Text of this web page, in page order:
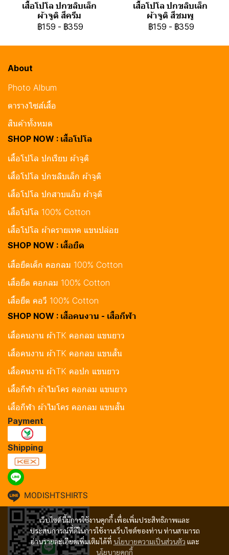
เสื้อโปโล ปกขลิบเล็ก
ผ้าจูติ สีครีม
฿159 - ฿359
เสื้อโปโล ปกขลิบเล็ก
ผ้าจูติ สีชมพู
฿159 - ฿359
เว็บไซต์นี้มีการใช้งานคุกกี้ เพื่อเพิ่มประสิทธิภาพและ
ประสบการณ์ที่ดีในการใช้งานเว็บไซต์ของท่าน ท่านสามารถ
อ่านรายละเอียดเพิ่มเติมได้ที่ นโยบายความเป็นส่วนตัว และ
นโยบายคุกกี้
About
Photo Album
ตารางไซส์เสื้อ
สินค้าทั้งหมด
SHOP NOW : เสื้อโปโล
เสื้อโปโล ปกเรียบ ผ้าจูติ
เสื้อโปโล ปกขลิบเล็ก ผ้าจูติ
เสื้อโปโล ปกสาบแล็บ ผ้าจูติ
เสื้อโปโล 100% Cotton
เสื้อโปโล ผ้าดรายเทค แขนปล่อย
SHOP NOW : เสื้อยืด
เสื้อยืดเด็ก คอกลม 100% Cotton
เสื้อยืด คอกลม 100% Cotton
เสื้อยืด คอวี 100% Cotton
SHOP NOW : เสื้อคนงาน - เสื้อกีฬา
เสื้อคนงาน ผ้าTK คอกลม แขนยาว
เสื้อคนงาน ผ้าTK คอกลม แขนสั้น
เสื้อคนงาน ผ้าTK คอปก แขนยาว
เสื้อกีฬา ผ้าไมโคร คอกลม แขนยาว
เสื้อกีฬา ผ้าไมโคร คอกลม แขนสั้น
Payment
Shipping
MODISHTSHIRTS